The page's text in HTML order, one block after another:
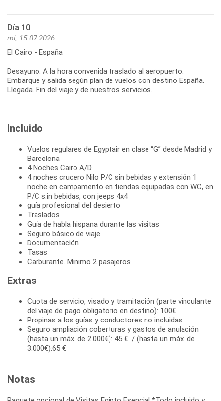
Día 10
mi, 15.07.2026
El Cairo - España
Desayuno. A la hora convenida traslado al aeropuerto.
Embarque y salida según plan de vuelos con destino España.
Llegada. Fin del viaje y de nuestros servicios.
Incluido
Vuelos regulares de Egyptair en clase “G” desde Madrid y
Barcelona
4 Noches Cairo A/D
4 noches crucero Nilo P/C sin bebidas y extensión 1
noche en campamento en tiendas equipadas con WC, en
P/C s.in bebidas, con jeeps 4x4
guía profesional del desierto
Traslados
Guía de habla hispana durante las visitas
Seguro básico de viaje
Documentación
Tasas
Carburante. Minimo 2 pasajeros
Extras
Cuota de servicio, visado y tramitación (parte vinculante
del viaje de pago obligatorio en destino): 100€
Propinas a los guías y conductores no incluidas
Seguro ampliación coberturas y gastos de anulación
(hasta un máx. de 2.000€): 45 €. / (hasta un máx. de
3.000€):65 €
Notas